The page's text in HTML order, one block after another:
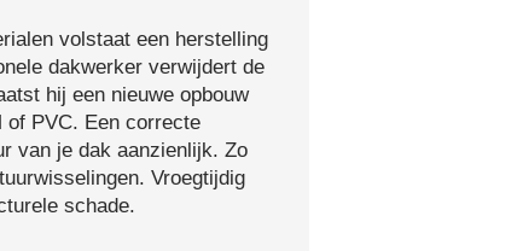
volstaat een herstelling
dakwerker verwijdert de
hij een nieuwe opbouw
of PVC. Een correcte
van je dak aanzienlijk. Zo
Vroegtijdig
schade.